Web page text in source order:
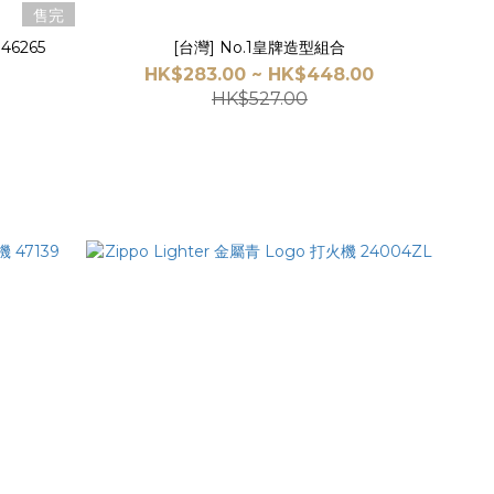
售完
[台灣] No.1皇牌造型組合
HK$283.00 ~ HK$448.00
HK$527.00